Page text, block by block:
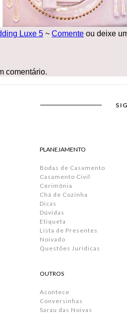
Luxe 5 ~ Comente ou deixe
comentário.
PLANEJAMENTO
Bodas de Casamento
Casamento Civil
Cerimônia
Chá de Cozinha
Dicas
Dúvidas
Etiqueta
Lista de Presentes
Noivado
Questões Jurídicas
OUTROS
Acontece
Conversinhas
Sarau das Noivas